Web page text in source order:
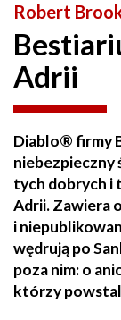
Robert
Adrii
Diablo® firmy
niebezpieczny
tych dobrych i
Adrii. Zawiera
i
wędrują po
poza nim: o
którzy